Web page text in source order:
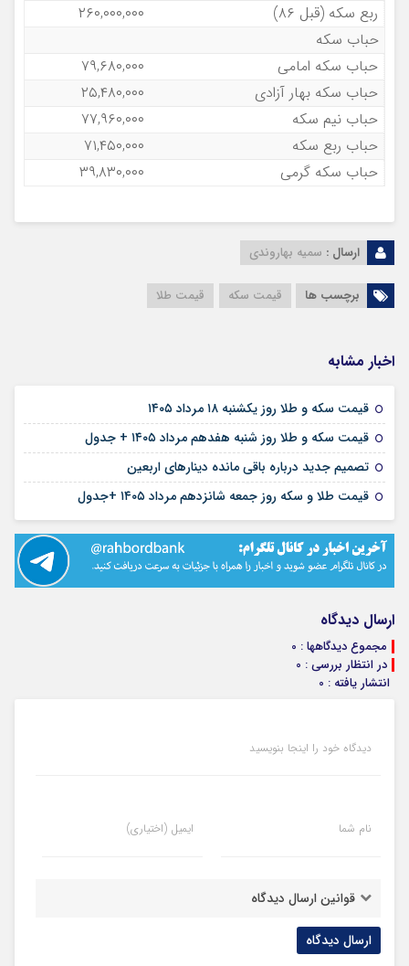
ربع سکه (قبل ۸۶)
۲۶۰,۰۰۰,۰۰۰
حباب سکه
حباب سکه امامی
۷۹,۶۸۰,۰۰۰
حباب سکه بهار آزادی
۲۵,۴۸۰,۰۰۰
حباب نیم سکه
۷۷,۹۶۰,۰۰۰
حباب ربع سکه
۷۱,۴۵۰,۰۰۰
حباب سکه گرمی
۳۹,۸۳۰,۰۰۰
ارسال : سمیه بهاروندی
برچسب ها قیمت سکه قیمت طلا
اخبار مشابه
قیمت سکه و طلا روز یکشنبه ۱۸ مرداد ۱۴۰۵
قیمت سکه و طلا روز شنبه هفدهم مرداد ۱۴۰۵ + جدول
تصمیم جدید درباره باقی مانده دینارهای اربعین
قیمت طلا و سکه روز جمعه شانزدهم مرداد ۱۴۰۵ +جدول
ارسال دیدگاه
مجموع دیدگاهها : 0
در انتظار بررسی : 0
انتشار یافته : 0
دیدگاه خود را اینجا بنویسید
نام شما ایمیل (اختیاری)
قوانین ارسال دیدگاه